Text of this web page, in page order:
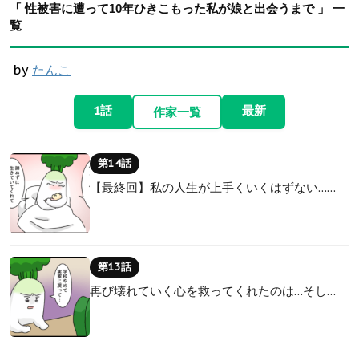
「 性被害に遭って10年ひきこもった私が娘と出会うまで 」 一
覧
by たんこ
1話 作家一覧 最新
第14話
【最終回】私の人生が上手くいくはずない……
第13話
再び壊れていく心を救ってくれたのは…そし…